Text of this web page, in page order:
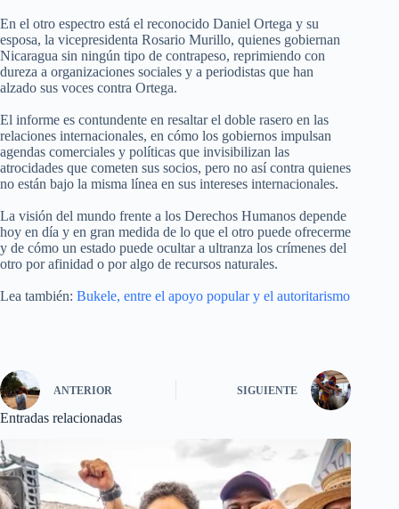
En el otro espectro está el reconocido Daniel Ortega y su
esposa, la vicepresidenta Rosario Murillo, quienes gobiernan
Nicaragua sin ningún tipo de contrapeso, reprimiendo con
dureza a organizaciones sociales y a periodistas que han
alzado sus voces contra Ortega.
El informe es contundente en resaltar el doble rasero en las
relaciones internacionales, en cómo los gobiernos impulsan
agendas comerciales y políticas que invisibilizan las
atrocidades que cometen sus socios, pero no así contra quienes
no están bajo la misma línea en sus intereses internacionales.
La visión del mundo frente a los Derechos Humanos depende
hoy en día y en gran medida de lo que el otro puede ofrecerme
y de cómo un estado puede ocultar a ultranza los crímenes del
otro por afinidad o por algo de recursos naturales.
Lea también: Bukele, entre el apoyo popular y el autoritarismo
ANTERIOR SIGUIENTE
Entradas relacionadas